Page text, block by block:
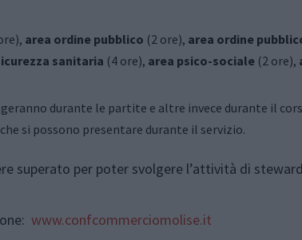
area ordine pubblico (2 ore), area ordine
sanitaria (4 ore), area psico-sociale (2 ore),
durante le partite e altre invece durante il
si possono presentare durante il servizio.
superato per poter svolgere l’attività di
www.confcommerciomolise.it